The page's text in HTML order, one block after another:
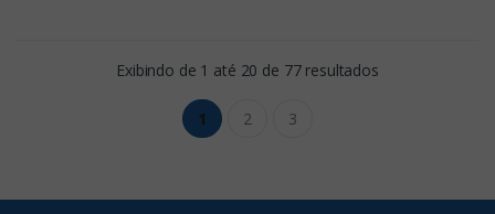
Exibindo de 1 até 20 de 77 resultados
1 2 3